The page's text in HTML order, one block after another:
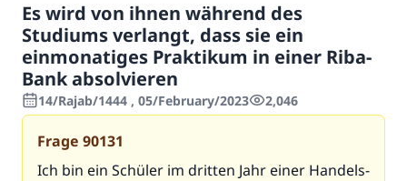
Es wird von ihnen während des
Studiums verlangt, dass sie ein
einmonatiges Praktikum in einer Riba-
Bank absolvieren
14/Rajab/1444 , 05/February/2023 2,046
Frage 90131
Ich bin ein Schüler im dritten Jahr einer Handels-